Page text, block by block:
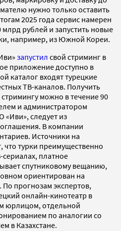
нужно только оставить
2025 года сервис намерен
млрд рублей и запустить новые
например, из Южной Кореи.
запустил свой стриминг в
приложение доступно в
каталог входят турецкие
ТВ-каналов. Получить
можно в течение 90
и администратором
«Иви», следует из
В компании
Источники на
что турки преимущественно
платное
спутниковому вещанию,
ориентирован на
По прогнозам экспертов,
онлайн-кинотеатр в
юрлицом, отдельной
по аналогии со
в Казахстане.